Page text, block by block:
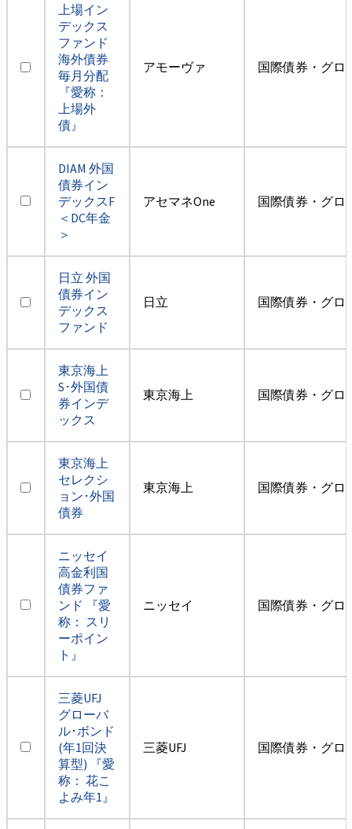
上場イン
デックス
ファンド
海外債券
毎月分配
『愛称：
上場外
債』
アモーヴァ 国際債券・グロ
DIAM 外国
債券イン
デックスF
＜DC年金
＞
アセマネOne 国際債券・グロ
日立 外国
債券イン
デックス
ファンド
日立 国際債券・グロ
東京海上
S･外国債
券インデ
ックス
東京海上 国際債券・グロ
東京海上
セレクシ
ョン･外国
債券
東京海上 国際債券・グロ
ニッセイ
高金利国
債券ファ
ンド 『愛
称： スリ
ーポイン
ト』
ニッセイ 国際債券・グロ
三菱UFJ
グローバ
ル･ボンド
(年1回決
算型) 『愛
称： 花こ
よみ年1』
三菱UFJ 国際債券・グロ